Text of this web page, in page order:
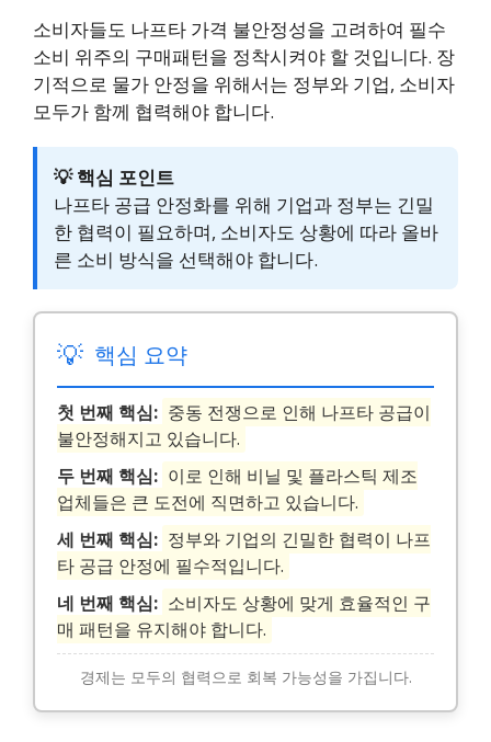
소비자들도 나프타 가격 불안정성을 고려하여 필수
소비 위주의 구매패턴을 정착시켜야 할 것입니다. 장
기적으로 물가 안정을 위해서는 정부와 기업, 소비자
모두가 함께 협력해야 합니다.
💡 핵심 포인트
나프타 공급 안정화를 위해 기업과 정부는 긴밀
한 협력이 필요하며, 소비자도 상황에 따라 올바
른 소비 방식을 선택해야 합니다.
💡 핵심 요약
첫 번째 핵심: 중동 전쟁으로 인해 나프타 공급이
불안정해지고 있습니다.
두 번째 핵심: 이로 인해 비닐 및 플라스틱 제조
업체들은 큰 도전에 직면하고 있습니다.
세 번째 핵심: 정부와 기업의 긴밀한 협력이 나프
타 공급 안정에 필수적입니다.
네 번째 핵심: 소비자도 상황에 맞게 효율적인 구
매 패턴을 유지해야 합니다.
경제는 모두의 협력으로 회복 가능성을 가집니다.